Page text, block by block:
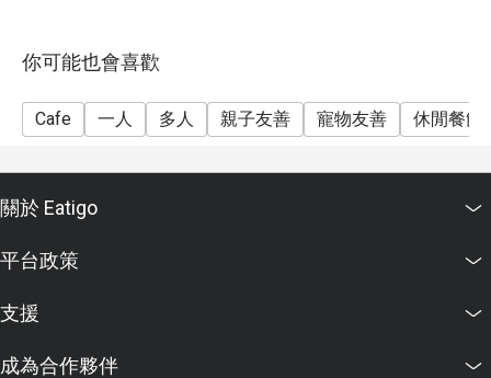
你可能也會喜歡
Cafe 一人 多人 親子友善 寵物友善 休閒餐飲
關於 Eatigo
平台政策
支援
成為合作夥伴